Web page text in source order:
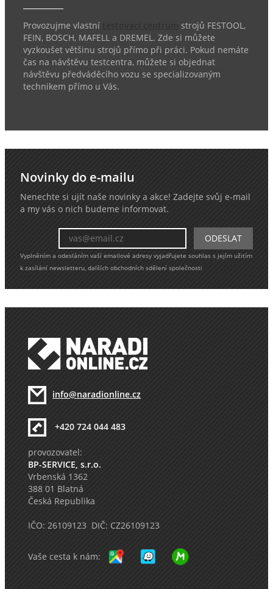
Provozujme vlastní
strojů FESTOOL,
FEIN, BOSCH, MAFELL a DREMEL. Zde si můžete
vyzkoušet většinu strojů přímo při práci. Pokud nemáte
čas na návštěvu testcentra, můžete si objednat
návštěvu předváděcího vozu se specializovaným
technikem přímo u Vás.
Novinky do e-mailu
Nenechte si ujít naše novinky a akce! Zadejte svůj e-mail
a my vás o nich budeme informovat.
Vyplněním a odesláním vaší emailové adresy vyjadřujete souhlas s jejím užitím
k zasílání newsletteru, dalších obchodních sdělení společnosti
info@naradionline.cz
+420 724 044 483
provozovatel:
BP-SERVICE, s.r.o.
Vrbenská 1362
388 01 Blatná
Česká Republika
IČO: 26109123 DIČ: CZ26109123
Vaše cesta k nám: